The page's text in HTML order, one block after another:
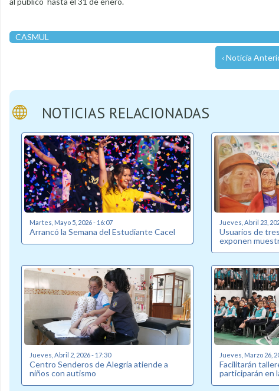
CASMUL
‹ Noticia
NOTICIAS RELACIONADAS
Martes, Mayo 5, 2026 - 16:07
Arrancó la Semana del Estudiante Cacel
Jueves, Abril 23,
Usuarios de
exponen
Jueves, Abril 2, 2026 - 17:30
Centro Senderos de Alegría atiende a
niños con autismo
Jueves, Marzo 26,
Facilitarán
participarán en